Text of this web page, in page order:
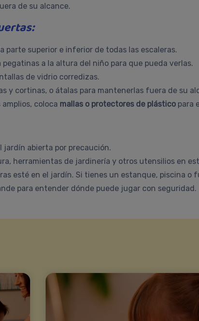
de su alcance.
parte superior e inferior de todas las escaleras.
a la altura del niño para que pueda verlas.
de vidrio corredizas.
y cortinas, o átalas para mantenerlas fuera de su
coloca mallas o protectores de plástico para
jardín abierta por precaución.
herramientas de jardinería y otros utensilios en
esté en el jardín. Si tienes un estanque, piscina
para entender dónde puede jugar con seguridad.